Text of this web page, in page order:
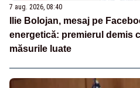
7 aug. 2026, 08:40
Ilie Bolojan, mesaj pe
energetică: premierul demis
măsurile luate